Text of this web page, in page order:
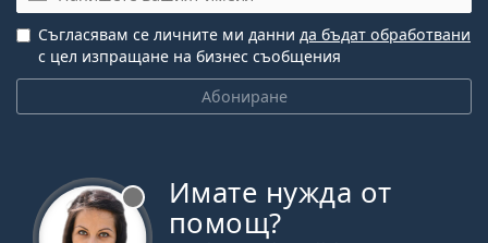
Абониране
Съгласявам се личните ми данни да бъдат обработвани
с цел изпращане на бизнес съобщения
Имате нужда от
помощ?